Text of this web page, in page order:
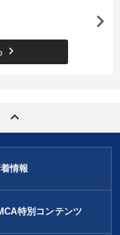
keyboard_arrow_right
keyboard_arrow_up
情報
特別コンテンツ